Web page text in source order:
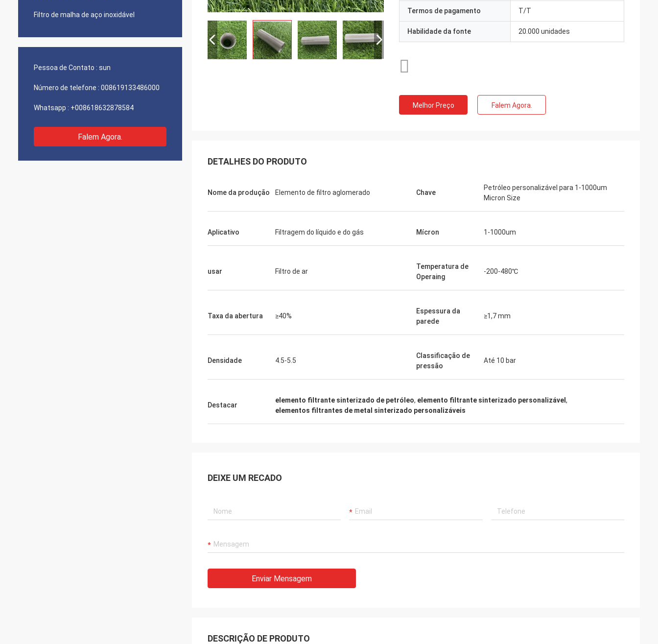
Filtro de malha de aço inoxidável
Pessoa de Contato : sun
Número de telefone : 008619133486000
Whatsapp : +008618632878584
Falem Agora.
Termos de pagamento T/T
Habilidade da fonte 20.000 unidades
Melhor Preço Falem Agora.
DETALHES DO PRODUTO
Nome da produção Elemento de filtro aglomerado Chave
Petróleo personalizável para 1-1000um
Micron Size
Aplicativo Filtragem do líquido e do gás Mícron 1-1000um
usar Filtro de ar
Temperatura de
Operaing
-200-480℃
Taxa da abertura ≥40%
Espessura da
parede
≥1,7 mm
Densidade 4.5-5.5
Classificação de
pressão
Até 10 bar
Destacar
elemento filtrante sinterizado de petróleo, elemento filtrante sinterizado personalizável ,
elementos filtrantes de metal sinterizado personalizáveis
DEIXE UM RECADO
Enviar Mensagem
DESCRIÇÃO DE PRODUTO